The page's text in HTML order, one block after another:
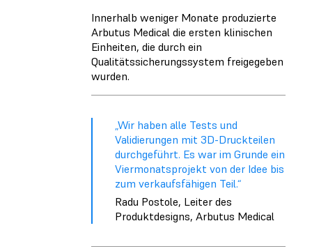
Innerhalb weniger Monate produzierte
Arbutus Medical die ersten klinischen
Einheiten, die durch ein
Qualitätssicherungssystem freigegeben
wurden.
„Wir haben alle Tests und
Validierungen mit 3D-Druckteilen
durchgeführt. Es war im Grunde ein
Viermonatsprojekt von der Idee bis
zum verkaufsfähigen Teil.“
Radu Postole, Leiter des
Produktdesigns, Arbutus Medical